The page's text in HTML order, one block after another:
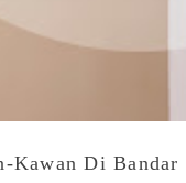
Kawan Di